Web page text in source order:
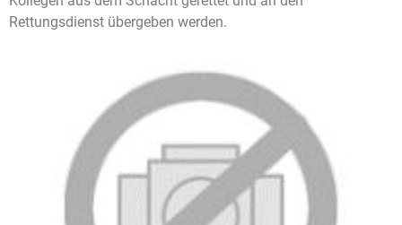
Rettungsdienst übergeben werden.